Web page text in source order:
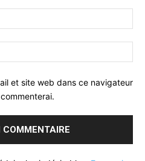
:*
:
et site web dans ce navigateur